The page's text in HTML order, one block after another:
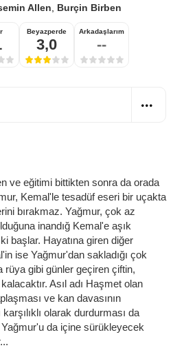
Allen Burçin Birben
Beyazperde
3,0
Arkadaşlarım
--
ve eğitimi bittikten sonra da orada
Kemal'le tesadüf eseri bir uçakta
bırakmaz. Yağmur, çok az
inandığ Kemal'e aşık
başlar. Hayatına giren diğer
ise Yağmur'dan sakladığı çok
rüya gibi günler geçiren çiftin,
Asıl adı Haşmet olan
ve kan davasının
olarak durdurması da
da içine sürükleyecek